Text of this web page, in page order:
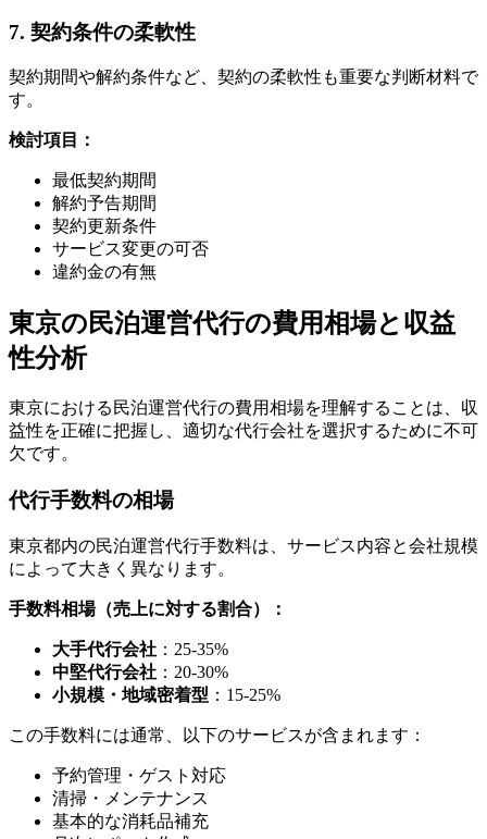
7. 契約条件の柔軟性
契約期間や解約条件など、契約の柔軟性も重要な判断材料で
す。
検討項目：
最低契約期間
解約予告期間
契約更新条件
サービス変更の可否
違約金の有無
東京の民泊運営代行の費用相場と収益
性分析
東京における民泊運営代行の費用相場を理解することは、収
益性を正確に把握し、適切な代行会社を選択するために不可
欠です。
代行手数料の相場
東京都内の民泊運営代行手数料は、サービス内容と会社規模
によって大きく異なります。
手数料相場（売上に対する割合）：
大手代行会社 ：25-35%
中堅代行会社 ：20-30%
小規模・地域密着型 ：15-25%
この手数料には通常、以下のサービスが含まれます：
予約管理・ゲスト対応
清掃・メンテナンス
基本的な消耗品補充